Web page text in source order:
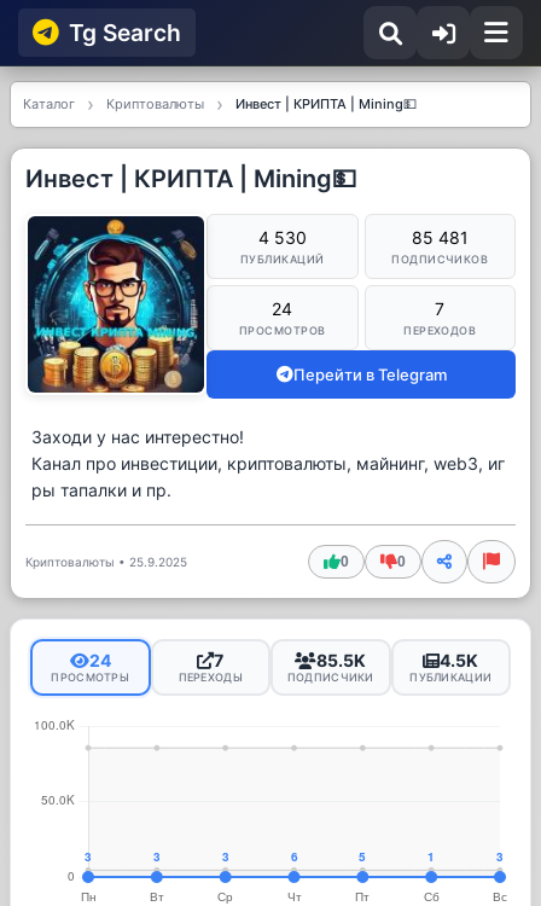
Tg Searсh
Каталог Криптовалюты Инвест | КРИПТА | Mining💵
Инвест | КРИПТА | Mining💵
4 530
ПУБЛИКАЦИЙ
85 481
ПОДПИСЧИКОВ
24
ПРОСМОТРОВ
7
ПЕРЕХОДОВ
Перейти в Telegram
Заходи у нас интерестно!
Канал про инвестиции, криптовалюты, майнинг, web3, иг
ры тапалки и пр.
Криптовалюты • 25.9.2025 0 0
24
ПРОСМОТРЫ
7
ПЕРЕХОДЫ
85.5K
ПОДПИСЧИКИ
4.5K
ПУБЛИКАЦИИ